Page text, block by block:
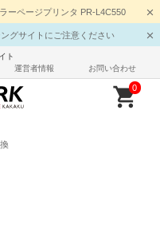
ーページプリンタ PR-L4C550
グサイトにご注意ください
ト
運営者情報 お問い合わせ
0